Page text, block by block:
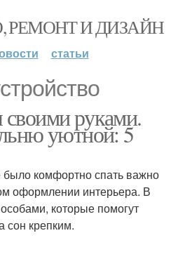
РЕМОНТ И ДИЗАЙН
статьи
руками.
уютной: 5
было комфортно спать важно
оформлении интерьера. В
которые помогут
сон крепким.